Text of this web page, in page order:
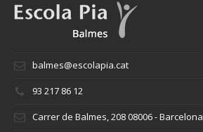
balmes@escolapia.cat
93 217 86 12
Carrer de Balmes, 208 08006 - Barcelona